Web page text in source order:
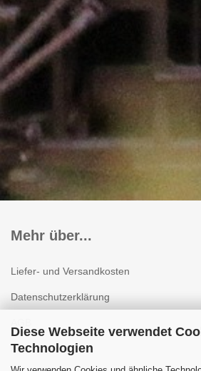
Diese Webseite verwendet
Technologien
Mehr über...
Liefer- und Versandkosten
Datenschutzerklärung
Impressum